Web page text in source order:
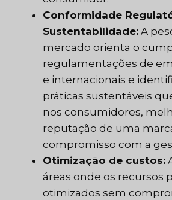
Conformidade
Sustentabilidade: A
mercado orienta o
regulamentações de
e internacionais e
práticas sustentáveis
nos consumidores,
reputação de uma
compromisso com a
Otimização de custos:
áreas onde os recursos
otimizados sem